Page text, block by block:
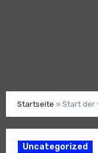
Startseite » Start der
Uncategorized